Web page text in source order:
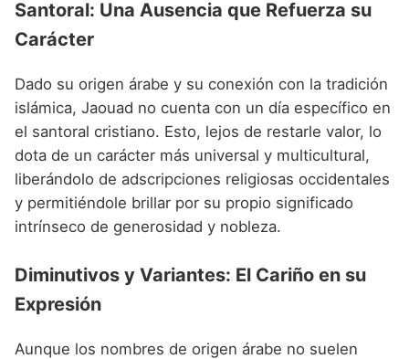
Santoral: Una Ausencia que Refuerza su
Carácter
Dado su origen árabe y su conexión con la tradición
islámica, Jaouad no cuenta con un día específico en
el santoral cristiano. Esto, lejos de restarle valor, lo
dota de un carácter más universal y multicultural,
liberándolo de adscripciones religiosas occidentales
y permitiéndole brillar por su propio significado
intrínseco de generosidad y nobleza.
Diminutivos y Variantes: El Cariño en su
Expresión
Aunque los nombres de origen árabe no suelen